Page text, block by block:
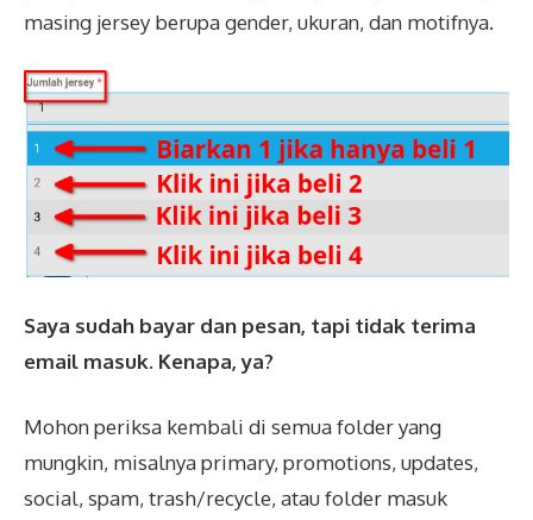
masing jersey berupa gender, ukuran, dan motifnya.
Saya sudah bayar dan pesan, tapi tidak terima
email masuk. Kenapa, ya?
Mohon periksa kembali di semua folder yang
mungkin, misalnya primary, promotions, updates,
social, spam, trash/recycle, atau folder masuk